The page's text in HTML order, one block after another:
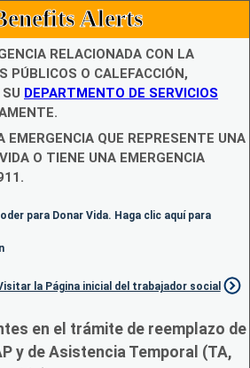
Alerts
RELACIONADA CON LA
PÚBLICOS O CALEFACCIÓN,
DEPARTMENTO DE SERVICIOS
EMERGENCIA QUE REPRESENTE UNA
O TIENE UNA EMERGENCIA
para Donar Vida. Haga clic aquí para
la Página inicial del trabajador social
en el trámite de reemplazo de
y de Asistencia Temporal (TA,